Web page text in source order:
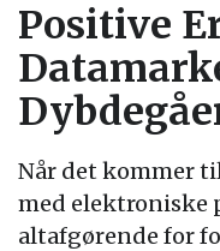
Positive
Når det kommer
med elektroniske
altafgørende for